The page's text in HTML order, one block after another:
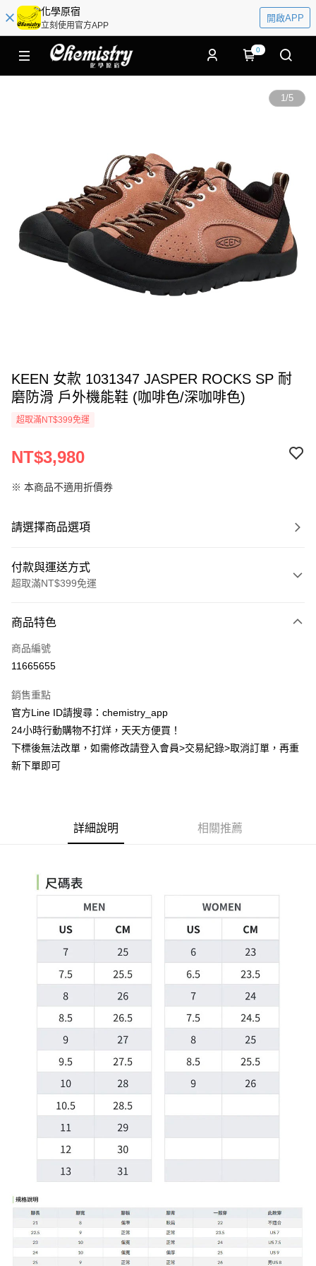
化學原宿
立刻使用官方APP
開啟APP
0
1/5
KEEN 女款 1031347 JASPER ROCKS SP 耐
磨防滑 戶外機能鞋 (咖啡色/深咖啡色)
超取滿NT$399免運
NT$3,980
※ 本商品不適用折價券
請選擇商品選項
付款與運送方式
超取滿NT$399免運
信用卡一次付款
超商取貨付款
Apple Pay
街口支付
悠遊付
全家取貨付款
付款後全家取貨
每筆NT$60，滿NT$399(含以上)免運費
7-11取貨付款
每筆NT$60，滿NT$399(含以上)免運費
付款後7-11取貨
每筆NT$60，滿NT$399(含以上)免運費
順豐快遞宅配
每筆NT$150，滿NT$6,000(含以上)免運費
付款後門市自取
商品特色
商品編號
11665655
銷售重點
官方Line ID請搜尋：chemistry_app
24小時行動購物不打烊，天天方便買！
下標後無法改單，如需修改請登入會員>交易紀錄>取消訂單，再重
新下單即可
詳細說明 相關推薦